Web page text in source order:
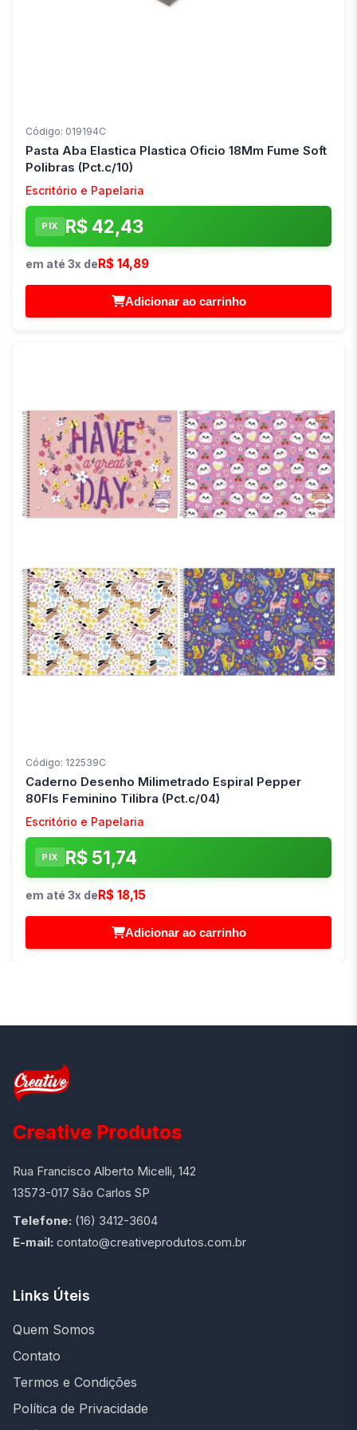
Código: 019194C
Pasta Aba Elastica Plastica Oficio 18Mm Fume Soft
Polibras (Pct.c/10)
Escritório e Papelaria
PIX R$ 42,43
em até 3x de R$ 14,89
Adicionar ao carrinho
Código: 122539C
Caderno Desenho Milimetrado Espiral Pepper
80Fls Feminino Tilibra (Pct.c/04)
Escritório e Papelaria
PIX R$ 51,74
em até 3x deR$ 18,15
Adicionar ao carrinho
Creative Produtos
Rua Francisco Alberto Micelli, 142
13573-017 São Carlos SP
Telefone: (16) 3412-3604
E-mail: contato@creativeprodutos.com.br
Links Úteis
Quem Somos
Contato
Termos e Condições
Política de Privacidade